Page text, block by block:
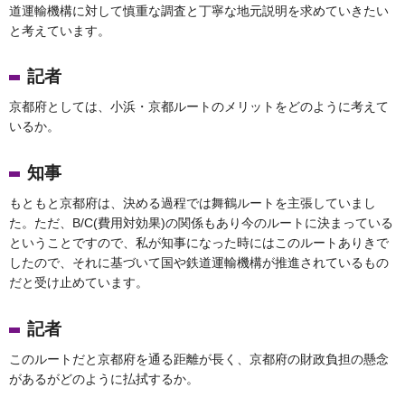
道運輸機構に対して慎重な調査と丁寧な地元説明を求めていきたい
と考えています。
記者
京都府としては、小浜・京都ルートのメリットをどのように考えて
いるか。
知事
もともと京都府は、決める過程では舞鶴ルートを主張していまし
た。ただ、B/C(費用対効果)の関係もあり今のルートに決まっている
ということですので、私が知事になった時にはこのルートありきで
したので、それに基づいて国や鉄道運輸機構が推進されているもの
だと受け止めています。
記者
このルートだと京都府を通る距離が長く、京都府の財政負担の懸念
があるがどのように払拭するか。